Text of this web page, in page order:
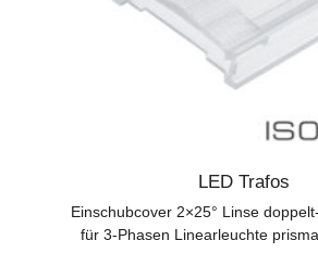
LED Trafos
Einschubcover 2×25° Linse
für 3-Phasen Linearleuchte